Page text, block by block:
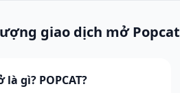
giao dịch mở Popcat
gì? POPCAT?